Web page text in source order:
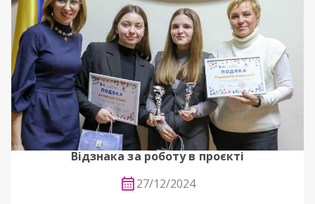
Відзнака за роботу в проєкті
27/12/2024